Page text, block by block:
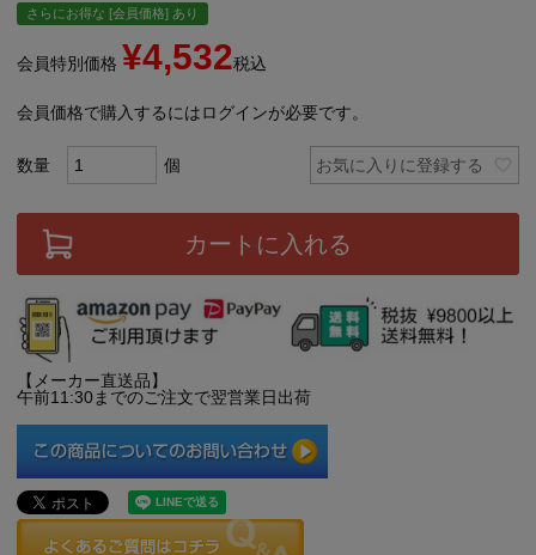
さらにお得な [会員価格] あり
会員特別価格 ¥4,532税込
会員価格で購入するにはログインが必要です。
お気に入りに登録する
カートに入れる
【メーカー直送品】
午前11:30までのご注文で翌営業日出荷